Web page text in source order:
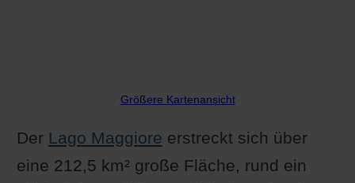
Größere Kartenansicht
Der Lago Maggiore erstreckt sich über
eine 212,5 km² große Fläche, rund ein